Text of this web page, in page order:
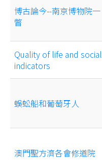
博古論今--南京博物院一
瞥
Quality of life and social
indicators
蜈蚣船和葡萄牙人
澳門聖方濟各會修道院